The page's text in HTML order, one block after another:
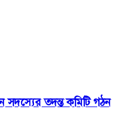
সদস্যের তদন্ত কমিটি গঠন